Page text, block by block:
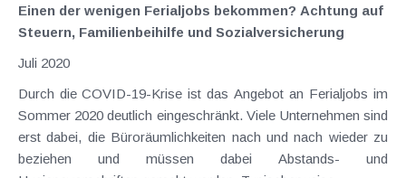
Einen der wenigen Ferialjobs bekommen? Achtung auf
Steuern, Familienbeihilfe und Sozialversicherung
Juli 2020
Durch die COVID-19-Krise ist das Angebot an Ferialjobs im
Sommer 2020 deutlich eingeschränkt. Viele Unternehmen sind
erst dabei, die Büroräumlichkeiten nach und nach wieder zu
beziehen und müssen dabei Abstands- und